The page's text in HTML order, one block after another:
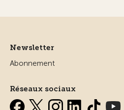
Newsletter
Abonnement
Réseaux sociaux